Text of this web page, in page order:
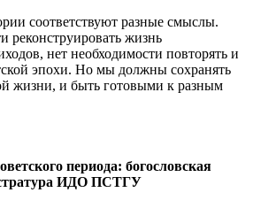
соответствуют разные смыслы.
реконструировать жизнь
нет необходимости повторять и
эпохи. Но мы должны сохранять
жизни, и быть готовыми к разным
периода: богословская
ИДО ПСТГУ